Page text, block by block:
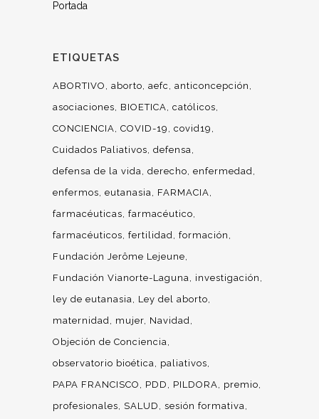
Portada
ETIQUETAS
ABORTIVO aborto aefc
anticoncepción
asociaciones
BIOETICA católicos
CONCIENCIA COVID-19
covid19
Cuidados Paliativos defensa
defensa de la vida derecho enfermedad
enfermos eutanasia
FARMACIA
farmacéuticas farmacéutico
farmacéuticos fertilidad formación
Fundación Jerôme Lejeune
Fundación Vianorte-Laguna
investigación
ley de eutanasia
Ley del aborto
maternidad
mujer Navidad
Objeción de Conciencia
observatorio bioética
paliativos
PAPA FRANCISCO
PDD PILDORA
premio
profesionales
SALUD
sesión formativa